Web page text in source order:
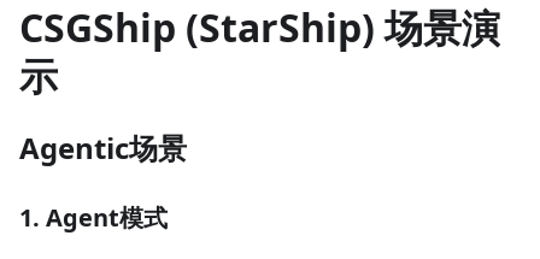
CSGShip (StarShip) 场景演
示
Agentic场景
1. Agent模式